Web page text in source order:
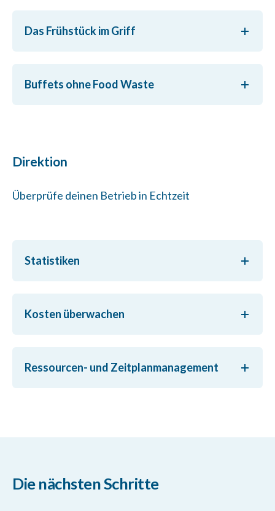
Das Frühstück im Griff
Buffets ohne Food Waste
Direktion
Überprüfe deinen Betrieb in Echtzeit
Statistiken
Kosten überwachen
Ressourcen- und Zeitplanmanagement
Die nächsten Schritte